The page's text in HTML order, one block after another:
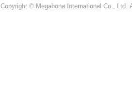
Copyright © Megabona International Co.,